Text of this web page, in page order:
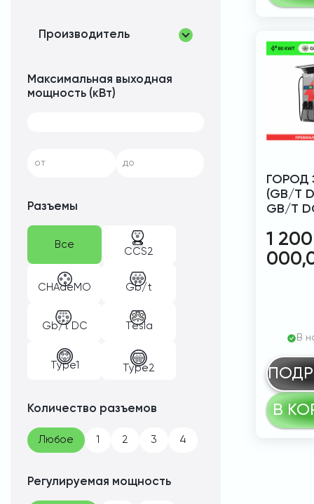
Производитель
Максимальная выходная
мощность (кВт)
от до
Разъемы
Все
CCS2
CHAdeMO Gb/t
Gb/t DC Tesla
Type1 Type2
Количество разъемов
Любое 1 2 3 4
Регулируемая мощность
ГОРОД
(GB/T
GB/T
1 200
В
В